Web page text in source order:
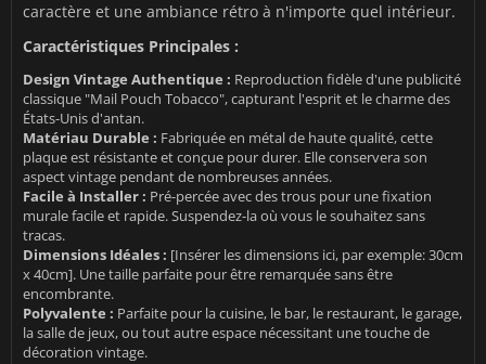
caractère et une ambiance rétro à n'importe quel intérieur.
Caractéristiques Principales :
Design Vintage Authentique : Reproduction fidèle d'une publicité
classique "Mail Pouch Tobacco", capturant l'esprit et le charme des
États-Unis d'antan.
Matériau Durable : Fabriquée en métal de haute qualité, cette
plaque est résistante et conçue pour durer. Elle conservera son
aspect vintage pendant de nombreuses années.
Facile à Installer : Pré-percée avec des trous pour une fixation
murale facile et rapide. Suspendez-la où vous le souhaitez sans
tracas.
Dimensions Idéales : [Insérer les dimensions ici, par exemple: 30cm
x 40cm]. Une taille parfaite pour être remarquée sans être
encombrante.
Polyvalente : Parfaite pour la cuisine, le bar, le restaurant, le garage,
la salle de jeux, ou tout autre espace nécessitant une touche de
décoration vintage.